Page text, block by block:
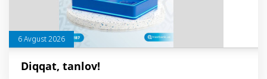
6 Avgust 2026
Diqqat, tanlov!